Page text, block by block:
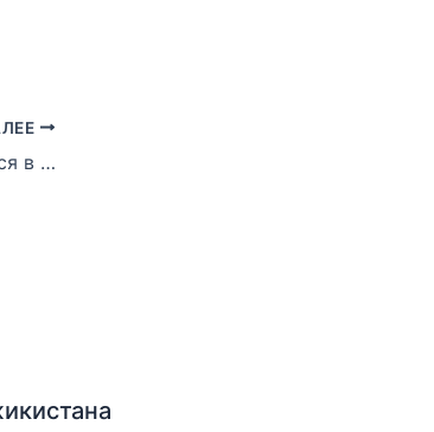
Оставайся дома – оставайся в форме. День 12